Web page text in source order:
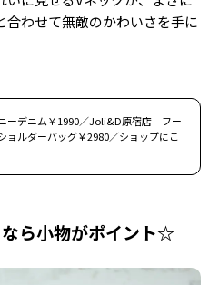
合わせて無敵のかわいさを手に
ーデニム￥1990／Joli&D原宿店 フー
ルダーバッグ￥2980／ショップにこ
ら小物がポイント☆